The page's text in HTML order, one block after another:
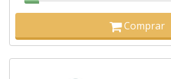
Comprar